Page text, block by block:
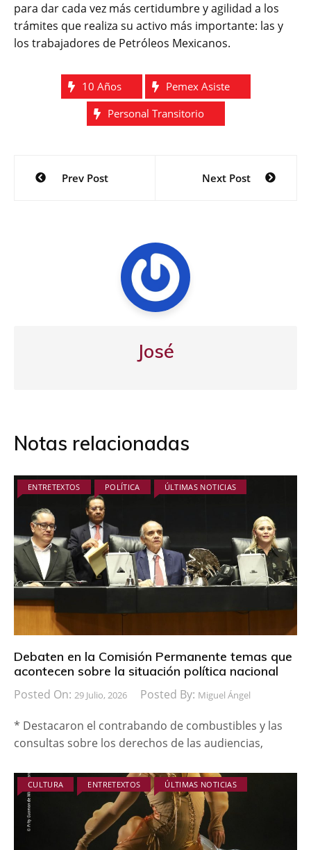
para dar cada vez más certidumbre y agilidad a los
trámites que realiza su activo más importante: las y
los trabajadores de Petróleos Mexicanos.
10 Años
Pemex Asiste
Personal Transitorio
Navegación
Prev Post Next Post
José
Notas relacionadas
ENTRETEXTOS POLÍTICA ÚLTIMAS NOTICIAS
Debaten en la Comisión Permanente temas que
acontecen sobre la situación política nacional
Posted On: 29 Julio, 2026 Posted By: Miguel Ángel
* Destacaron el contrabando de combustibles y las
consultas sobre los derechos de las audiencias,
CULTURA ENTRETEXTOS ÚLTIMAS NOTICIAS